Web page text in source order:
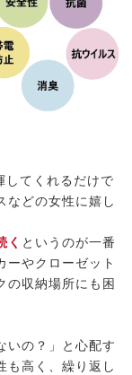
てくれるだけで
などの女性に嬉し
く というのが一番
ーやクローゼット
の収納場所にも困
いの？」と心配す
も高く、繰り返し